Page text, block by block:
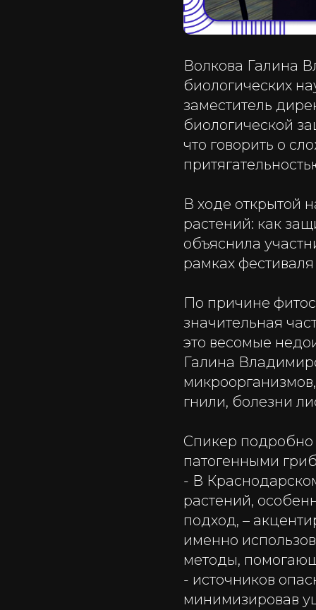
Волкова Галина
биологических
заместитель
биологической
что говорить о
В ходе открытой
растений: как
объяснила
рамках
По причине
значительная
это весомые
Галина
гнили, болезни
Спикер подробно
патогенными
- В
растений,
подход, –
именно
методы,
- источников
минимизировав